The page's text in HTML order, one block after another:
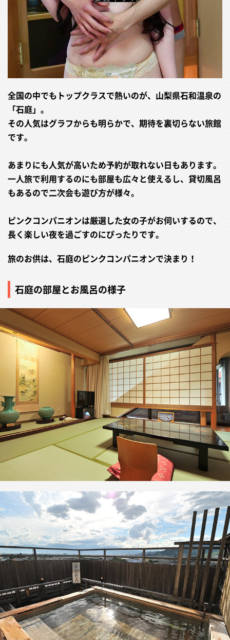
全国の中でもトップクラスで熱いのが、山梨県石和温泉の
「石庭」。
その人気はグラフからも明らかで、期待を裏切らない旅館
です。
あまりにも人気が高いため予約が取れない日もあります。
一人旅で利用するのにも部屋も広々と使えるし、貸切風呂
もあるので二次会も遊び方が様々。
ピンクコンパニオンは厳選した女の子がお伺いするので、
長く楽しい夜を過ごすのにぴったりです。
旅のお供は、石庭のピンクコンパニオンで決まり！
石庭の部屋とお風呂の様子